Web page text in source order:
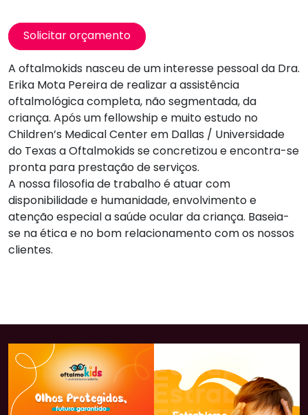
Solicitar orçamento
A oftalmokids nasceu de um interesse pessoal da Dra.
Erika Mota Pereira de realizar a assistência
oftalmológica completa, não segmentada, da
criança. Após um fellowship e muito estudo no
Children’s Medical Center em Dallas / Universidade
do Texas a Oftalmokids se concretizou e encontra-se
pronta para prestação de serviços.
A nossa filosofia de trabalho é atuar com
disponibilidade e humanidade, envolvimento e
atenção especial a saúde ocular da criança. Baseia-
se na ética e no bom relacionamento com os nossos
clientes.